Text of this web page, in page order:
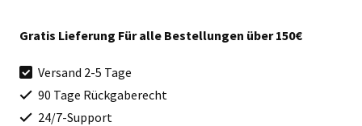
Arbeitshose
Serie
Menge
Gratis Lieferung Für alle Bestellungen über 150€
Versand 2-5 Tage
90 Tage Rückgaberecht
24/7-Support